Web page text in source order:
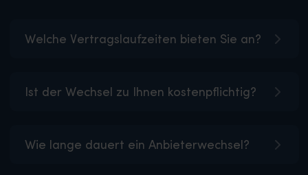
Welche Vertragslaufzeiten bieten Sie an?
Ist der Wechsel zu Ihnen kostenpflichtig?
Wie lange dauert ein Anbieterwechsel?